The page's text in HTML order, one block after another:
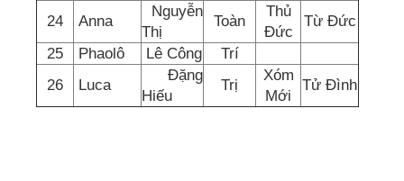
24
Anna
Nguyễn
Thị
Toàn
Thủ
Đức
Từ Đức
25
Phaolô Lê Công
Trí
26
Luca
Đặng
Hiếu
Trị
Xóm
Mới
Tử Đình